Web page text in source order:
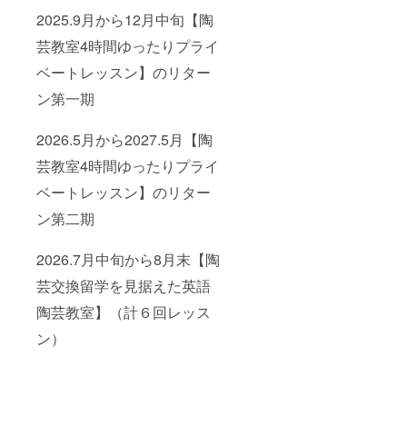
2025.9月から12月中旬【陶
芸教室4時間ゆったりプライ
ベートレッスン】のリター
ン第一期
2026.5月から2027.5月【陶
芸教室4時間ゆったりプライ
ベートレッスン】のリター
ン第二期
2026.7月中旬から8月末【陶
芸交換留学を見据えた英語
陶芸教室】（計６回レッス
ン）